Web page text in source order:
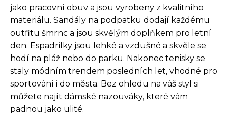
jako pracovní obuv a jsou vyrobeny z kvalitního
materiálu. Sandály na podpatku dodají každému
outfitu šmrnc a jsou skvělým doplňkem pro letní
den. Espadrilky jsou lehké a vzdušné a skvěle se
hodí na pláž nebo do parku. Nakonec tenisky se
staly módním trendem posledních let, vhodné pro
sportování i do města. Bez ohledu na váš styl si
můžete najít dámské nazouváky, které vám
padnou jako ulité.